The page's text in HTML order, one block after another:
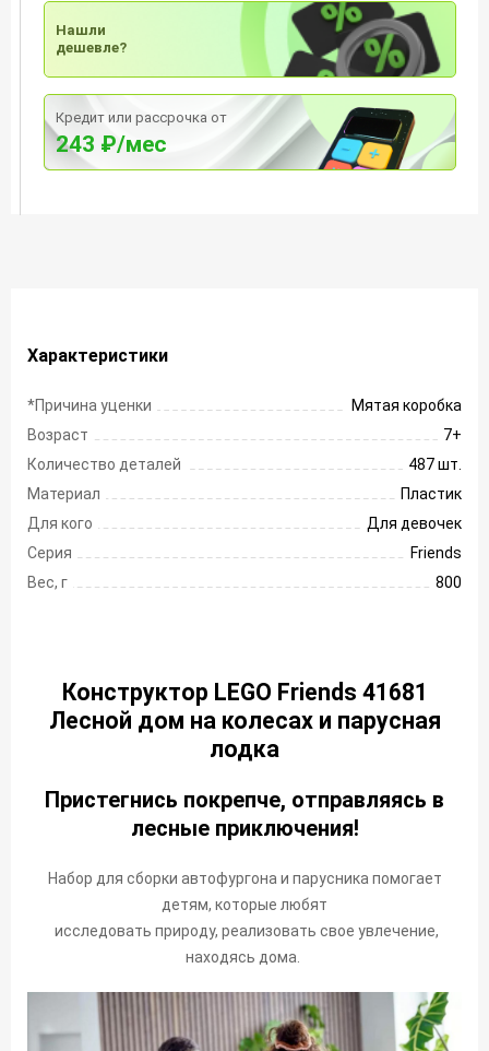
Нашли
дешевле?
Кредит или рассрочка от
243 ₽/мес
Характеристики
*Причина уценки
Мятая коробка
Возраст
7+
Количество деталей
487 шт.
Материал
Пластик
Для кого
Для девочек
Серия
Friends
Вес, г
800
Конструктор LEGO Friends 41681
Лесной дом на колесах и парусная
лодка
Пристегнись покрепче, отправляясь в
лесные приключения!
Набор для сборки автофургона и парусника помогает
детям, которые любят
исследовать природу, реализовать свое увлечение,
находясь дома.